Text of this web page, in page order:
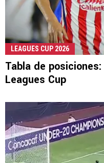
LEAGUES CUP 2026
Tabla de
Leagues Cup